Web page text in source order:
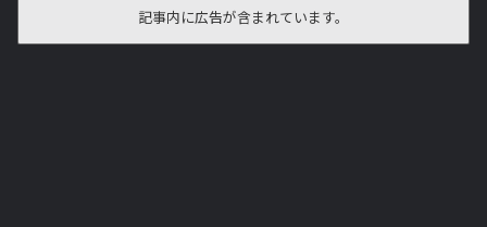
記事内に広告が含まれています。